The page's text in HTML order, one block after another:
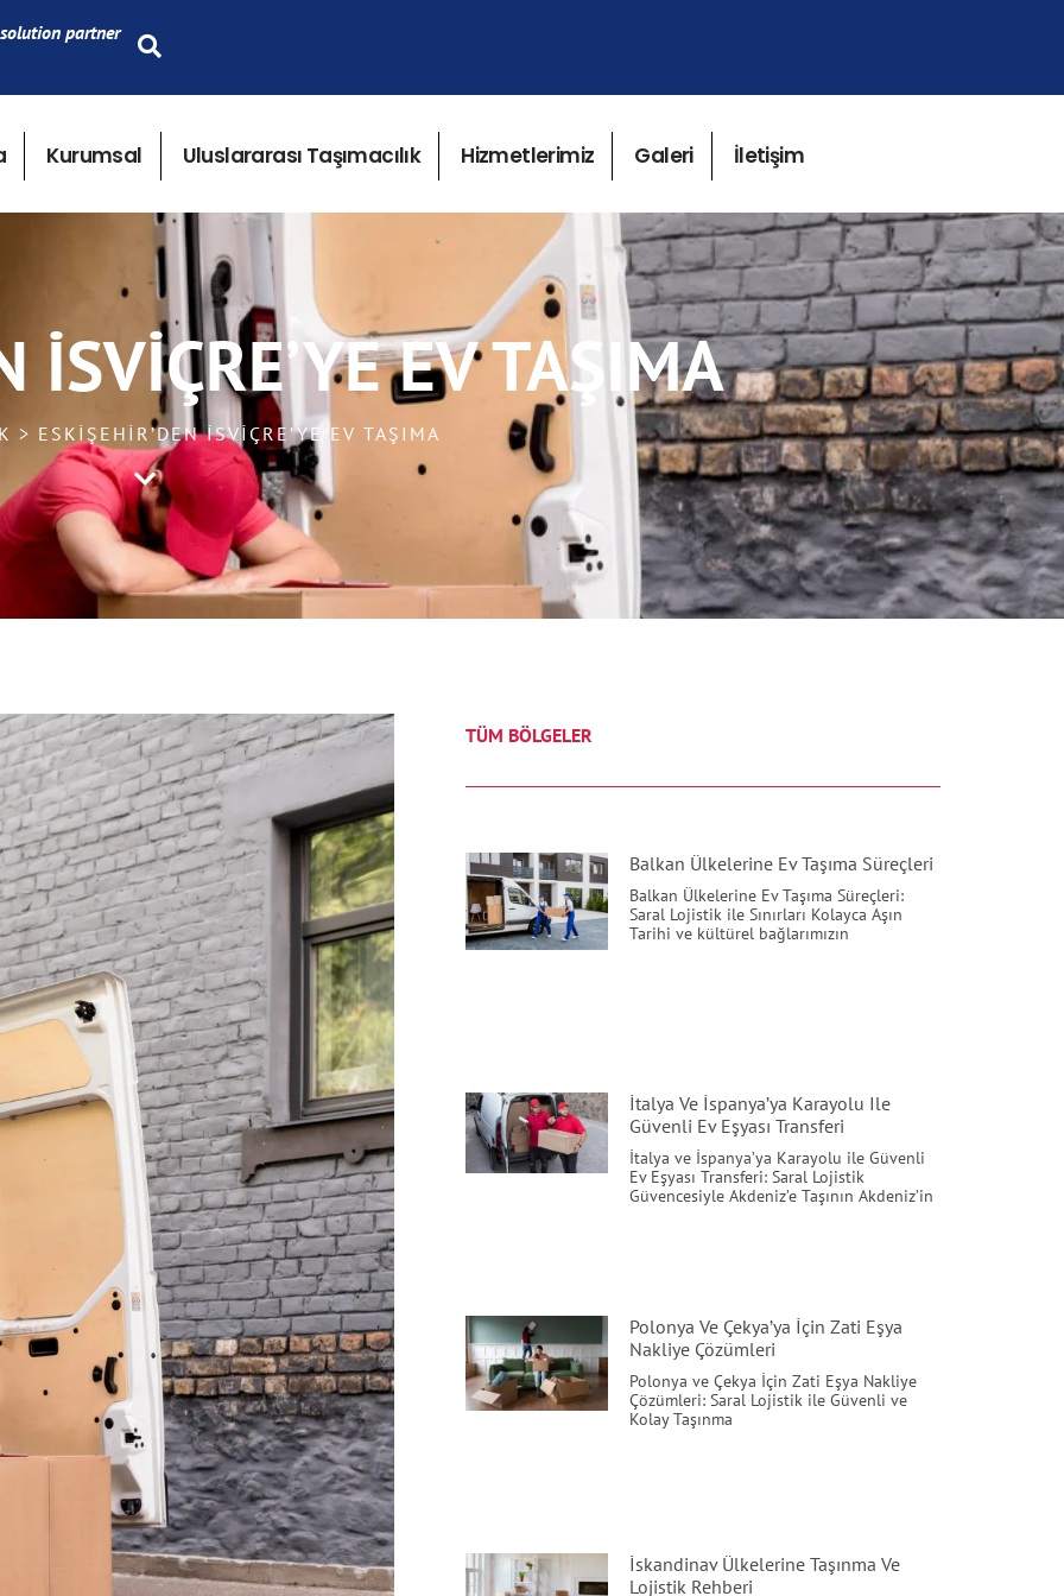
partner
Kurumsal Uluslararası Taşımacılık Hizmetlerimiz Galeri İletişim
İSVIÇRE’YE EV TAŞIMA
> ESKIŞEHIR’DEN İSVIÇRE’YE EV TAŞIMA
TÜM BÖLGELER
Balkan Ülkelerine Ev Taşıma Süreçleri
Balkan Ülkelerine Ev Taşıma Süreçleri:
Saral Lojistik ile Sınırları Kolayca Aşın
Tarihi ve kültürel bağlarımızın
İtalya Ve İspanya’ya Karayolu Ile
Güvenli Ev Eşyası Transferi
İtalya ve İspanya’ya Karayolu ile Güvenli
Ev Eşyası Transferi: Saral Lojistik
Güvencesiyle Akdeniz’e Taşının Akdeniz’in
Polonya Ve Çekya’ya İçin Zati Eşya
Nakliye Çözümleri
Polonya ve Çekya İçin Zati Eşya Nakliye
Çözümleri: Saral Lojistik ile Güvenli ve
Kolay Taşınma
İskandinav Ülkelerine Taşınma Ve
Lojistik Rehberi